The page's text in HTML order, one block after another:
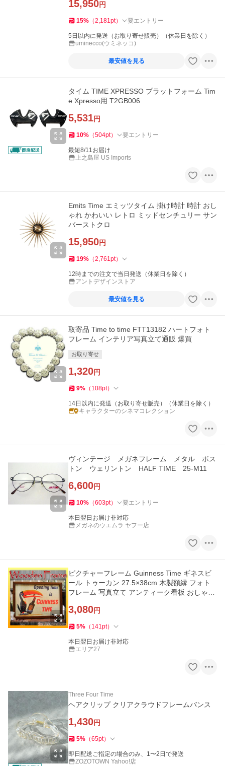
15,950円
15% （2,181pt） 要エントリー
5日以内に発送（お取り寄せ販売）（休業日を除く）
uminecco(ウミネッコ)
最安値を見る
タイム TIME XPRESSO プラットフォーム Tim
e Xpresso用 T2GB006
5,531円
10% （504pt） 要エントリー
最短8/11お届け
上之島屋 US Imports
Emits Time エミッツタイム 掛け時計 時計 おし
ゃれ かわいい レトロ ミッドセンチュリー サン
バーストクロ
15,950円
19% （2,761pt）
12時までの注文で当日発送（休業日を除く）
アントデザインストア
最安値を見る
取寄品 Time to time FTT13182 ハートフォト
フレーム インテリア写真立て通販 爆買
お取り寄せ
1,320円
9% （ 108pt）
14日以内に発送（お取り寄せ販売）（休業日を除く）
キャラクターのシネマコレクション
ヴィンテージ メガネフレーム メタル ボス
トン ウェリントン HALF TIME 25-M11
6,600円
10% （603pt） 要エントリー
本日翌日お届け非対応
メガネのウエムラ ヤフー店
ピクチャーフレーム Guinness Time ギネスビ
ール トゥーカン 27.5×38cm 木製額縁 フォト
フレーム 写真立て アンティーク看板 おしゃれ
3,080円
5% （ 141pt）
本日翌日お届け非対応
エリア27
Three Four Time
ヘアクリップ クリアクラウドフレームバンス
1,430円
5% （65pt）
即日配送ご指定の場合のみ、1〜2日で発送
ZOZOTOWN Yahoo!店